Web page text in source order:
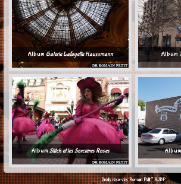
Album Galerie Lafayette Haussmann Album
Album Stitch et les Sorcières Roses
Droits réservés Romain Petit©RJBP